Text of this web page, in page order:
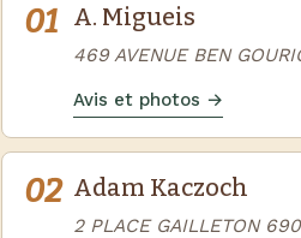
01 A. Migueis
469 AVENUE BEN
Avis et photos →
02 Adam Kaczoch
2 PLACE GAILLETON